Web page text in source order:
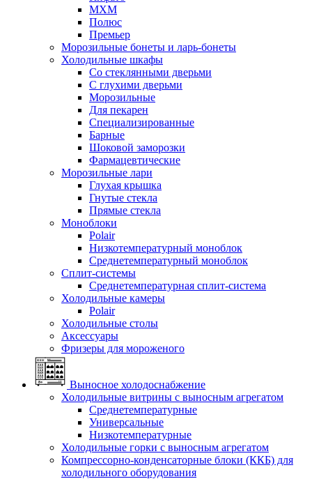
МХМ
Полюс
Премьер
Морозильные бонеты и ларь-бонеты
Холодильные шкафы
Со стеклянными дверьми
С глухими дверьми
Морозильные
Для пекарен
Специализированные
Барные
Шоковой заморозки
Фармацевтические
Морозильные лари
Глухая крышка
Гнутые стекла
Прямые стекла
Моноблоки
Polair
Низкотемпературный моноблок
Среднетемпературный моноблок
Сплит-системы
Среднетемпературная сплит-система
Холодильные камеры
Polair
Холодильные столы
Аксессуары
Фризеры для мороженого
Выносное холодоснабжение
Холодильные витрины с выносным агрегатом
Среднетемпературные
Универсальные
Низкотемпературные
Холодильные горки с выносным агрегатом
Компрессорно-конденсаторные блоки (ККБ) для
холодильного оборудования